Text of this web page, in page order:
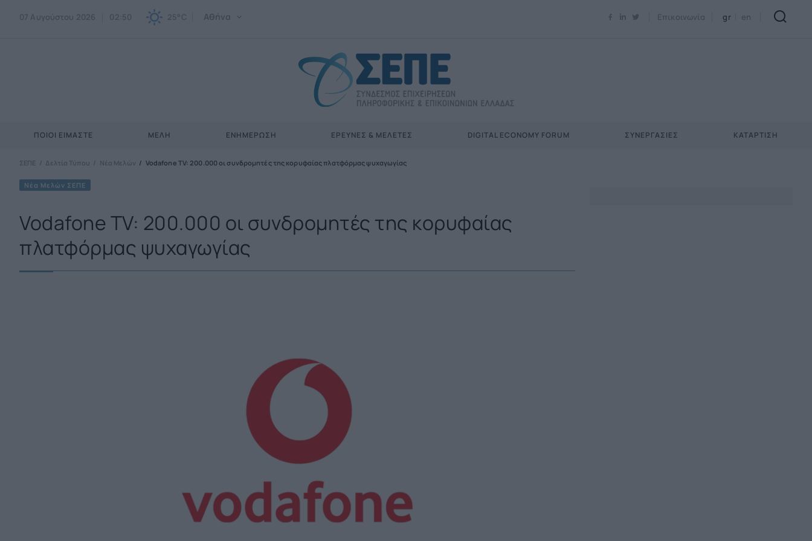
07 Αυγούστου 2026 02:50 25°C Αθήνα Επικοινωνία gr en
ΠΟΙΟΙ ΕΊΜΑΣΤΕ ΜΈΛΗ ΕΝΗΜΕΡΩΣΗ ΈΡΕΥΝΕΣ & ΜΕΛΈΤΕΣ DIGITAL ECONOMY FORUM ΣΥΝΕΡΓΑΣΊΕΣ ΚΑΤΆΡΤΙΣΗ
ΣΕΠΕ Δελτία Τύπου Νέα Μελών Vodafone TV: 200.000 οι συνδρομητές της κορυφαίας πλατφόρμας ψυχαγωγίας
Νέα Μελών ΣΕΠΕ
Vodafone TV: 200.000 οι συνδρομητές της κορυφαίας
πλατφόρμας ψυχαγωγίας
Newsletter Email*